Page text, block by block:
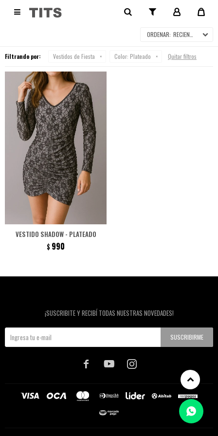
 VESTIDOS DE FIESTA
RECIENTES
Filtrando por: Vestidos de Fiesta Color: Plateado Quitar filtros
VESTIDO SHADOW - PLATEADO
$ 990
¡SUSCRIBITE Y RECIBÍ TODAS NUESTRAS NOVEDADES!
SUSCRIBIRME
  